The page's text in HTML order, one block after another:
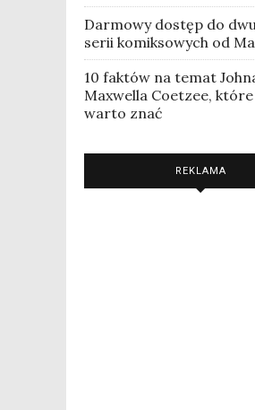
Darmowy dostęp do
serii komiksowych od
10 faktów na temat
Maxwella Coetzee, które
warto znać
REKLAMA